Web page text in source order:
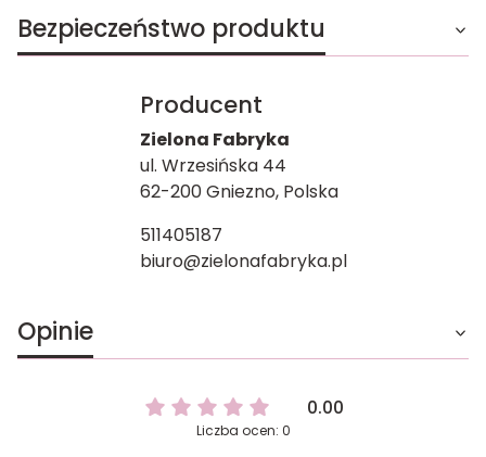
Bezpieczeństwo produktu
Producent
Zielona Fabryka
ul. Wrzesińska 44
62-200 Gniezno, Polska
511405187
biuro@zielonafabryka.pl
Opinie
0.00
Liczba ocen: 0